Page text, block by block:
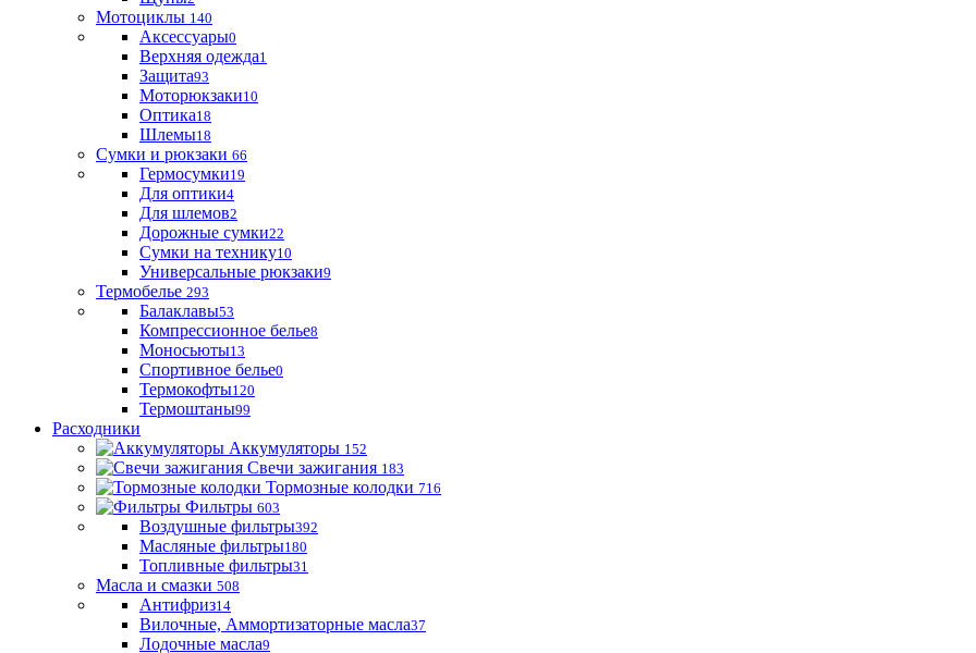
Мотоциклы 140
Аксессуары0
Верхняя одежда1
Защита93
Моторюкзаки10
Оптика18
Шлемы18
Сумки и рюкзаки 66
Гермосумки19
Для оптики4
Для шлемов2
Дорожные сумки22
Сумки на технику10
Универсальные рюкзаки9
Термобелье 293
Балаклавы53
Компрессионное белье8
Моносьюты13
Спортивное белье0
Термокофты120
Термоштаны99
Расходники
Аккумуляторы 152
Свечи зажигания 183
Тормозные колодки 716
Фильтры 603
Воздушные фильтры392
Масляные фильтры180
Топливные фильтры31
Масла и смазки 508
Антифриз14
Вилочные, Аммортизаторные масла37
Лодочные масла9